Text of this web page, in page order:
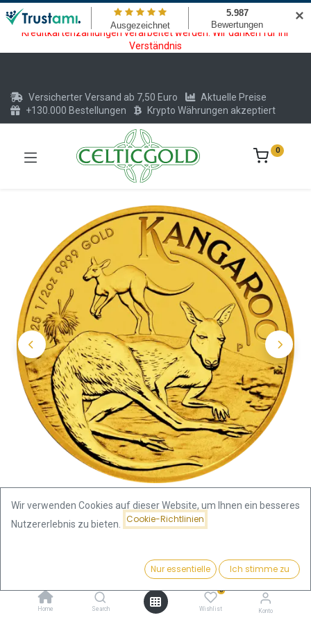
Wartungsarbeiten am Kreditkarten und Krypto Bezahlmodul. In der
Zeit vom 20.07. - 09.08.2026 können keine Krypto oder
Kreditkartenzahlungen verarbeitet werden. Wir danken für Ihr
Verständnis
1.993,29€ Kaufen
Home Search
0
Wishlist Konto
Versicherter Versand ab 7,50 Euro
Aktuelle Preise
+130.000 Bestellungen
Krypto Währungen akzeptiert
0
Känguru 1/2 Unze Goldmünze
2025
Wir verwenden Cookies auf dieser Website, um Ihnen ein besseres
Nutzererlebnis zu bieten.
Cookie-Richtlinien
Nur essentielle Ich stimme zu
✕